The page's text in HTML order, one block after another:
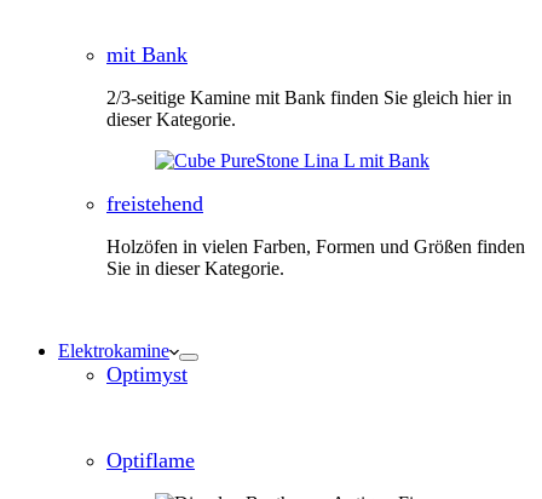
mit Bank
2/3-seitige Kamine mit Bank finden Sie gleich hier in
dieser Kategorie.
freistehend
Holzöfen in vielen Farben, Formen und Größen finden
Sie in dieser Kategorie.
Elektrokamine
Optimyst
Optiflame